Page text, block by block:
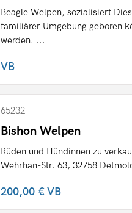
Beagle Welpen, sozialisiert
familiärer Umgebung geboren
werden. ...
VB
65232
Bishon Welpen
Rüden und Hündinnen zu
Wehrhan-Str. 63, 32758
200,00 €VB